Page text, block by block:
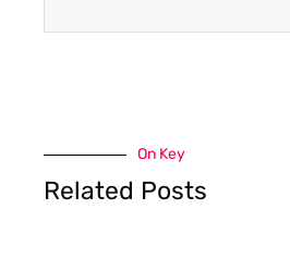
On Key
Related Posts